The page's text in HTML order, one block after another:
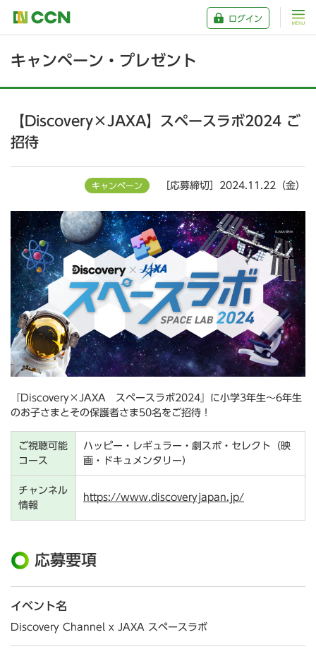
ログイン
キャンペーン・プレゼント
【Discovery×JAXA】スペースラボ2024 ご
招待
キャンペーン ［応募締切］2024.11.22（金）
『Discovery×JAXA スペースラボ2024』に小学3年生～6年生
のお子さまとその保護者さま50名をご招待！
ご視聴可能
コース
ハッピー・レギュラー・劇スポ・セレクト（映
画・ドキュメンタリー）
チャンネル
情報
https://www.discoveryjapan.jp/
応募要項
イベント名
Discovery Channel x JAXA スペースラボ